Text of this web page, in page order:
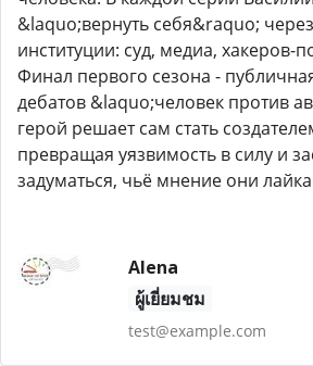
&laquo;вернуть себя&raquo;
институции: суд, медиа, хакеров-
Финал первого сезона -
дебатов &laquo;человек против
герой решает сам стать
превращая уязвимость в силу и
задуматься, чьё мнение они
Alena
ผู้เยี่ยมชม
test@example.com